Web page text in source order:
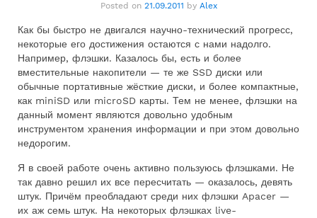
Posted on 21.09.2011 by Alex
Как бы быстро не двигался научно-технический прогресс,
некоторые его достижения остаются с нами надолго.
Например, флэшки. Казалось бы, есть и более
вместительные накопители — те же SSD диски или
обычные портативные жёсткие диски, и более компактные,
как miniSD или microSD карты. Тем не менее, флэшки на
данный момент являются довольно удобным
инструментом хранения информации и при этом довольно
недорогим.
Я в своей работе очень активно пользуюсь флэшками. Не
так давно решил их все пересчитать — оказалось, девять
штук. Причём преобладают среди них флэшки Apacer —
их аж семь штук. На некоторых флэшках live-